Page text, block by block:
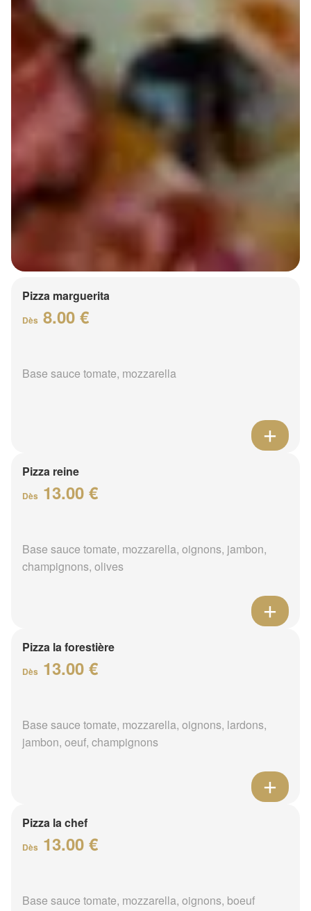
Pizza marguerita
Dès 8.00 €
Base sauce tomate, mozzarella
Pizza reine
Dès 13.00 €
Base sauce tomate, mozzarella, oignons, jambon,
champignons, olives
Pizza la forestière
Dès 13.00 €
Base sauce tomate, mozzarella, oignons, lardons,
jambon, oeuf, champignons
Pizza la chef
Dès 13.00 €
Base sauce tomate, mozzarella, oignons, boeuf